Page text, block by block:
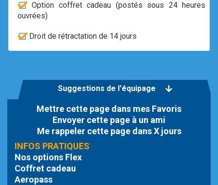
Option coffret cadeau (postés sous 24 heures
ouvrées)
Droit de rétractation de 14 jours
Suggestions de l'équipage
Mettre cette page dans mes Favoris
Envoyer cette page à un ami
Me rappeler cette page dans X jours
INFOS PRATIQUES
Nos options Flex
Coffret cadeau
Aeropass